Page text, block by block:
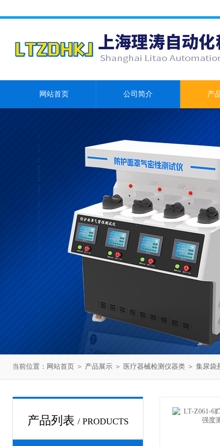
网站首页 公司简介 产
当前位置： 网站首页 ＞ 产品展示 ＞ 医疗器械检测仪器类 ＞ 集尿袋
产品列表 / PRODUCTS